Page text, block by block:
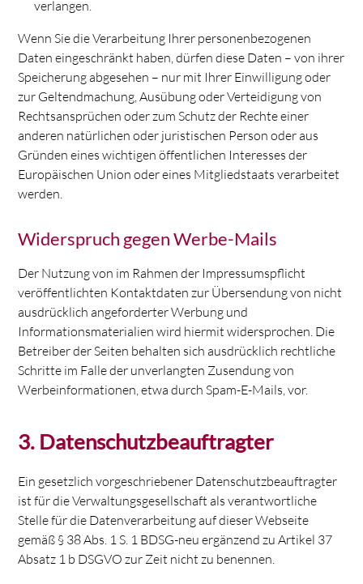
verlangen.
Wenn Sie die Verarbeitung Ihrer personenbezogenen
Daten eingeschränkt haben, dürfen diese Daten – von ihrer
Speicherung abgesehen – nur mit Ihrer Einwilligung oder
zur Geltendmachung, Ausübung oder Verteidigung von
Rechtsansprüchen oder zum Schutz der Rechte einer
anderen natürlichen oder juristischen Person oder aus
Gründen eines wichtigen öffentlichen Interesses der
Europäischen Union oder eines Mitgliedstaats verarbeitet
werden.
Widerspruch gegen Werbe-Mails
Der Nutzung von im Rahmen der Impressumspflicht
veröffentlichten Kontaktdaten zur Übersendung von nicht
ausdrücklich angeforderter Werbung und
Informationsmaterialien wird hiermit widersprochen. Die
Betreiber der Seiten behalten sich ausdrücklich rechtliche
Schritte im Falle der unverlangten Zusendung von
Werbeinformationen, etwa durch Spam-E-Mails, vor.
3. Datenschutzbeauftragter
Ein gesetzlich vorgeschriebener Datenschutzbeauftragter
ist für die Verwaltungsgesellschaft als verantwortliche
Stelle für die Datenverarbeitung auf dieser Webseite
gemäß § 38 Abs. 1 S. 1 BDSG-neu ergänzend zu Artikel 37
Absatz 1 b DSGVO zur Zeit nicht zu benennen.